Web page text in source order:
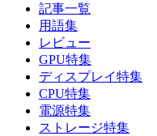
記事一覧
用語集
レビュー
GPU特集
ディスプレイ特集
CPU特集
電源特集
ストレージ特集